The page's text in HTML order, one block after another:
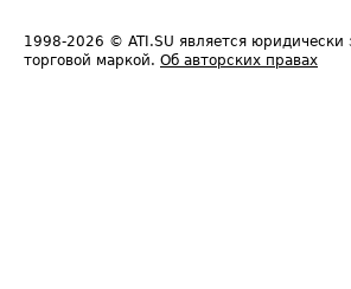
1998-2026 © ATI.SU является юридически
торговой маркой. Об авторских правах